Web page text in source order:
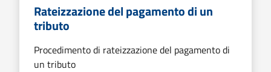
Rateizzazione del pagamento di un
tributo
Procedimento di rateizzazione del pagamento di
un tributo